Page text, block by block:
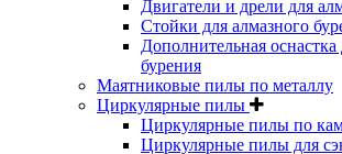
Двигатели и дрели для
Стойки для алмазного
Дополнительная оснастка
бурения
Маятниковые пилы по металлу
Циркулярные пилы
Циркулярные пилы по
Циркулярные пилы для